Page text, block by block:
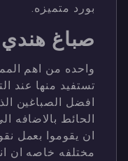
بورد متميزه.
صباغ هندي
واحده من اهم
تستفيد منها عند
افضل الصباغين
الحائط بالاضافه
ان يقوموا بعمل
مختلفه خاصه ان